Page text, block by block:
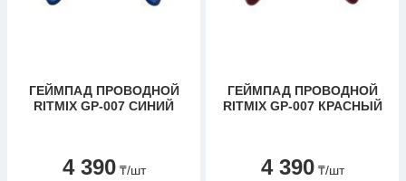
ГЕЙМПАД ПРОВОДНОЙ
RITMIX GP-007 СИНИЙ
4 390 ₸/шт
ГЕЙМПАД ПРОВОДНОЙ
RITMIX GP-007 КРАСНЫЙ
4 390 ₸/шт